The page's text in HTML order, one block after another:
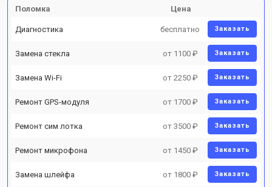
Поломка Цена
Диагностика бесплатно Заказать
Замена стекла от 1100 ₽ Заказать
Замена Wi-Fi от 2250 ₽ Заказать
Ремонт GPS-модуля от 1700 ₽ Заказать
Ремонт сим лотка от 3500 ₽ Заказать
Ремонт микрофона от 1450 ₽ Заказать
Замена шлейфа от 1800 ₽ Заказать